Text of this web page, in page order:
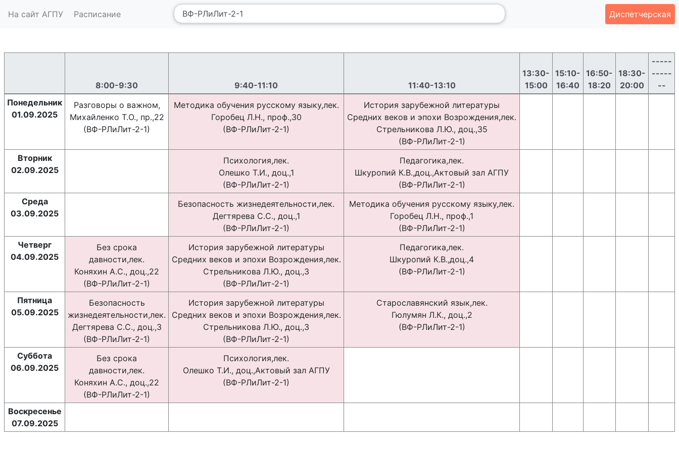
На сайт АГПУ Расписание Диспетчерская
8:00-9:30 9:40-11:10 11:40-13:10
13:30-
15:00
15:10-
16:40
16:50-
18:20
18:30-
20:00
-----
-----
--
Понедельник
01.09.2025
Разговоры о важном,
Михайленко Т.О., пр.,22
(ВФ-РЛиЛит-2-1)
Методика обучения русскому языку,лек.
Горобец Л.Н., проф.,30
(ВФ-РЛиЛит-2-1)
История зарубежной литературы
Средних веков и эпохи Возрождения,лек.
Стрельникова Л.Ю., доц.,35
(ВФ-РЛиЛит-2-1)
Вторник
02.09.2025
Психология,лек.
Олешко Т.И., доц.,1
(ВФ-РЛиЛит-2-1)
Педагогика,лек.
Шкуропий К.В.,доц.,Актовый зал АГПУ
(ВФ-РЛиЛит-2-1)
Среда
03.09.2025
Безопасность жизнедеятельности,лек.
Дегтярева С.С., доц.,1
(ВФ-РЛиЛит-2-1)
Методика обучения русскому языку,лек.
Горобец Л.Н., проф.,1
(ВФ-РЛиЛит-2-1)
Четверг
04.09.2025
Без срока
давности,лек.
Коняхин А.С., доц.,22
(ВФ-РЛиЛит-2-1)
История зарубежной литературы
Средних веков и эпохи Возрождения,лек.
Стрельникова Л.Ю., доц.,3
(ВФ-РЛиЛит-2-1)
Педагогика,лек.
Шкуропий К.В.,доц.,4
(ВФ-РЛиЛит-2-1)
Пятница
05.09.2025
Безопасность
жизнедеятельности,лек.
Дегтярева С.С., доц.,3
(ВФ-РЛиЛит-2-1)
История зарубежной литературы
Средних веков и эпохи Возрождения,лек.
Стрельникова Л.Ю., доц.,3
(ВФ-РЛиЛит-2-1)
Старославянский язык,лек.
Гюлумян Л.К., доц.,2
(ВФ-РЛиЛит-2-1)
Суббота
06.09.2025
Без срока
давности,лек.
Коняхин А.С., доц.,22
(ВФ-РЛиЛит-2-1)
Психология,лек.
Олешко Т.И., доц.,Актовый зал АГПУ
(ВФ-РЛиЛит-2-1)
Воскресенье
07.09.2025